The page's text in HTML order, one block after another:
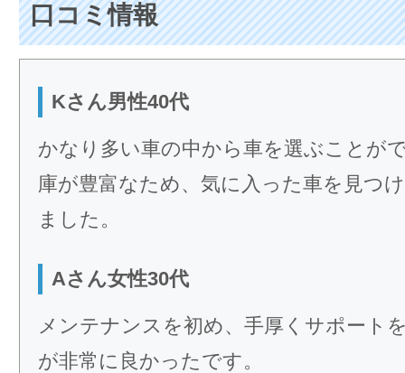
口コミ情報
Kさん男性40代
かなり多い車の中から車を選ぶことが
庫が豊富なため、気に入った車を見つ
ました。
Aさん女性30代
メンテナンスを初め、手厚くサポート
が非常に良かったです。